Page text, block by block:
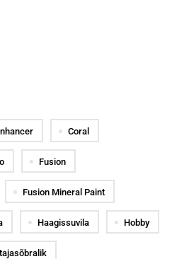
Coral
Fusion
Fusion Mineral Paint
Haagissuvila Hobby